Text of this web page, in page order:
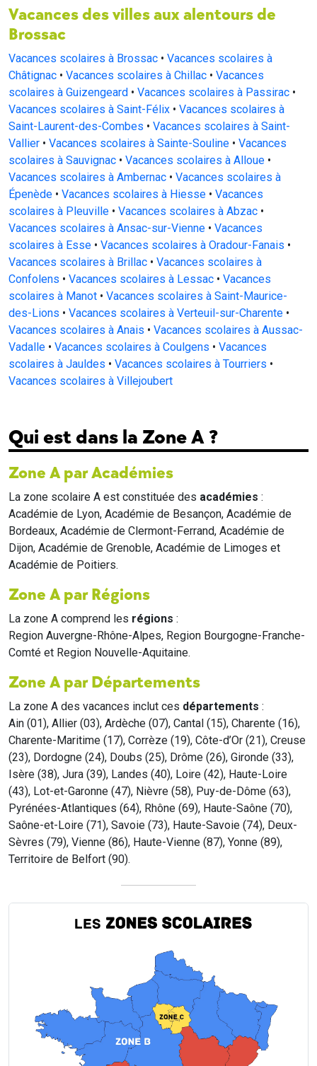
Vacances des villes aux alentours de
Brossac
Vacances scolaires à Brossac • Vacances scolaires à
Châtignac • Vacances scolaires à Chillac • Vacances
scolaires à Guizengeard • Vacances scolaires à Passirac •
Vacances scolaires à Saint-Félix • Vacances scolaires à
Saint-Laurent-des-Combes • Vacances scolaires à Saint-
Vallier • Vacances scolaires à Sainte-Souline • Vacances
scolaires à Sauvignac • Vacances scolaires à Alloue •
Vacances scolaires à Ambernac • Vacances scolaires à
Épenède • Vacances scolaires à Hiesse • Vacances
scolaires à Pleuville • Vacances scolaires à Abzac •
Vacances scolaires à Ansac-sur-Vienne • Vacances
scolaires à Esse • Vacances scolaires à Oradour-Fanais •
Vacances scolaires à Brillac • Vacances scolaires à
Confolens • Vacances scolaires à Lessac • Vacances
scolaires à Manot • Vacances scolaires à Saint-Maurice-
des-Lions • Vacances scolaires à Verteuil-sur-Charente •
Vacances scolaires à Anais • Vacances scolaires à Aussac-
Vadalle • Vacances scolaires à Coulgens • Vacances
scolaires à Jauldes • Vacances scolaires à Tourriers •
Vacances scolaires à Villejoubert
Qui est dans la Zone A ?
Zone A par Académies
La zone scolaire A est constituée des académies :
Académie de Lyon, Académie de Besançon, Académie de
Bordeaux, Académie de Clermont-Ferrand, Académie de
Dijon, Académie de Grenoble, Académie de Limoges et
Académie de Poitiers.
Zone A par Régions
La zone A comprend les régions :
Region Auvergne-Rhône-Alpes, Region Bourgogne-Franche-
Comté et Region Nouvelle-Aquitaine.
Zone A par Départements
La zone A des vacances inclut ces départements :
Ain (01), Allier (03), Ardèche (07), Cantal (15), Charente (16),
Charente-Maritime (17), Corrèze (19), Côte-d’Or (21), Creuse
(23), Dordogne (24), Doubs (25), Drôme (26), Gironde (33),
Isère (38), Jura (39), Landes (40), Loire (42), Haute-Loire
(43), Lot-et-Garonne (47), Nièvre (58), Puy-de-Dôme (63),
Pyrénées-Atlantiques (64), Rhône (69), Haute-Saône (70),
Saône-et-Loire (71), Savoie (73), Haute-Savoie (74), Deux-
Sèvres (79), Vienne (86), Haute-Vienne (87), Yonne (89),
Territoire de Belfort (90).